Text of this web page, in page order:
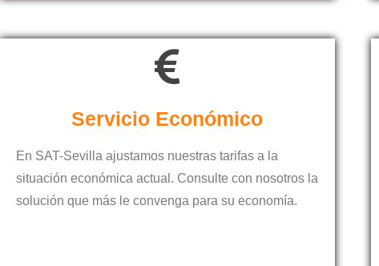
Servicio Económico
En SAT-Sevilla ajustamos nuestras tarifas a la
situación económica actual. Consulte con nosotros la
solución que más le convenga para su economía.